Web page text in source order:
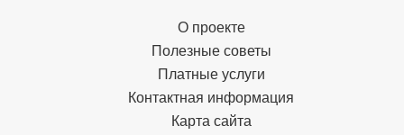
О проекте
Полезные советы
Платные услуги
Контактная информация
Карта сайта